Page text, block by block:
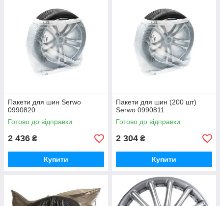
Пакети для шин Serwo
0990820
Готово до відправки
2 436 ₴
Купити
Пакети для шин (200 шт)
Serwo 0990811
Готово до відправки
2 304 ₴
Купити